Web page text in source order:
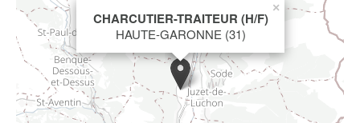
CHARCUTIER-TRAITEUR (H/F)
HAUTE-GARONNE (31)
×